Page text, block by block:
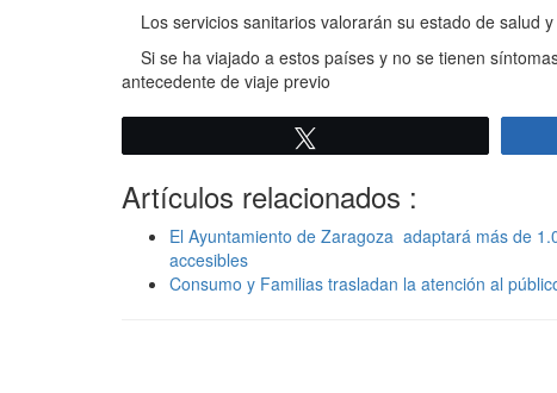
Los servicios sanitarios valorarán su estado de salud
Si se ha viajado a estos países y no se tienen
antecedente de viaje previo
Artículos relacionados :
El Ayuntamiento de Zaragoza adaptará más de
accesibles
Consumo y Familias trasladan la atención al